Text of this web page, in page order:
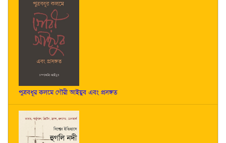
পুত্রবধূর কলমে গৌরী আইয়ুব এবং প্রসঙ্গত